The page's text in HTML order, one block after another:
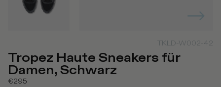
TKLD-W002-42
Tropez Haute Sneakers für
Damen, Schwarz
€295